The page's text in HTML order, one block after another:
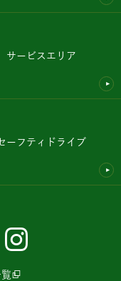
サービスエリア
ーフティドライブ